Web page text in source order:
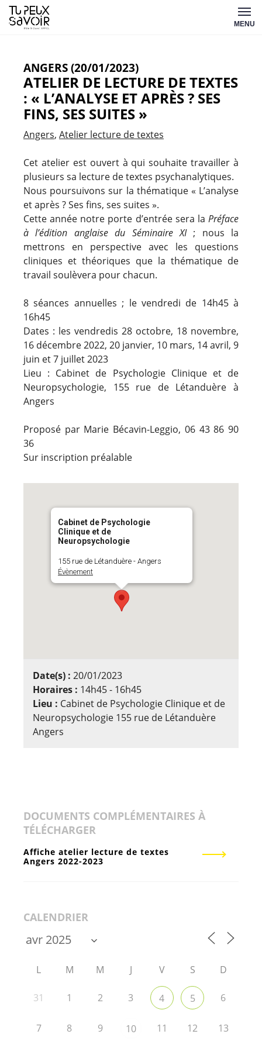
Aller
au
MENU
ANGERS (20/01/2023)
ATELIER DE LECTURE DE TEXTES
: « L’ANALYSE ET APRÈS ? SES
FINS, SES SUITES »
Angers Atelier lecture de textes
Cet atelier est ouvert à qui souhaite travailler à
plusieurs sa lecture de textes psychanalytiques.
Nous poursuivons sur la thématique « L’analyse
et après ? Ses fins, ses suites ».
Cette année notre porte d’entrée sera la Préface
à l’édition anglaise du Séminaire XI; nous la
mettrons en perspective avec les questions
cliniques et théoriques que la thématique de
travail soulèvera pour chacun.
8 séances annuelles ; le vendredi de 14h45 à
16h45
Dates : les vendredis 28 octobre, 18 novembre,
16 décembre 2022, 20 janvier, 10 mars, 14 avril, 9
juin et 7 juillet 2023
Lieu : Cabinet de Psychologie Clinique et de
Neuropsychologie, 155 rue de Létanduère à
Angers
Proposé par Marie Bécavin-Leggio, 06 43 86 90
36
Sur inscription préalable
Cabinet de Psychologie
Clinique et de
Neuropsychologie
155 rue de Létanduère - Angers
Évènement
Date(s) : 20/01/2023
Horaires : 14h45 - 16h45
Lieu : Cabinet de Psychologie Clinique et de
Neuropsychologie 155 rue de Létanduère
Angers
DOCUMENTS COMPLÉMENTAIRES À
TÉLÉCHARGER
Affiche atelier lecture de textes
Angers 2022-2023
CALENDRIER
L M M J V S D
31 1 2 3 4 5 6
7 8 9 10 11 12 13